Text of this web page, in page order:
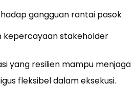
gangguan rantai pasok
kepercayaan stakeholder
yang resilien mampu menjaga
fleksibel dalam eksekusi.